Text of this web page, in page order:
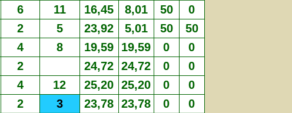
6 11 16,45 8,01 50 0
2 5 23,92 5,01 50 50
4 8 19,59 19,59 0 0
2 24,72 24,72 0 0
4 12 25,20 25,20 0 0
2 3 23,78 23,78 0 0